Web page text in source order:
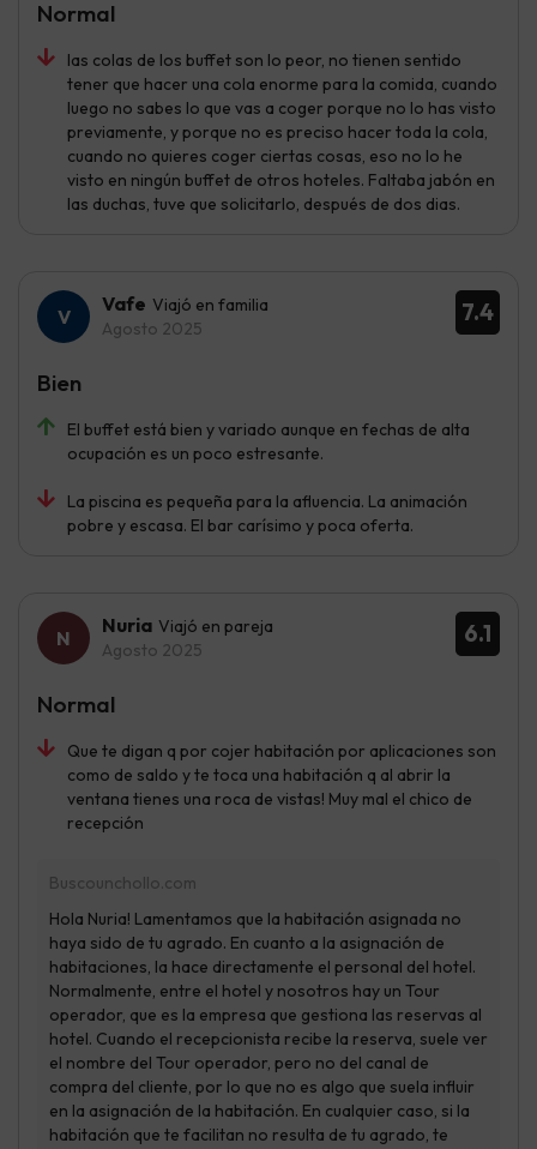
las colas de los buffet son lo peor, no tienen sentido
tener que hacer una cola enorme para la comida, cuando
luego no sabes lo que vas a coger porque no lo has visto
previamente, y porque no es preciso hacer toda la cola,
cuando no quieres coger ciertas cosas, eso no lo he
visto en ningún buffet de otros hoteles. Faltaba jabón en
las duchas, tuve que solicitarlo, después de dos dias.
Normal
7.4
Vafe Viajó en familia
Agosto 2025
El buffet está bien y variado aunque en fechas de alta
ocupación es un poco estresante.
La piscina es pequeña para la afluencia. La animación
pobre y escasa. El bar carísimo y poca oferta.
Bien
6.1
Nuria Viajó en pareja
Agosto 2025
Que te digan q por cojer habitación por aplicaciones son
como de saldo y te toca una habitación q al abrir la
ventana tienes una roca de vistas! Muy mal el chico de
recepción
Normal